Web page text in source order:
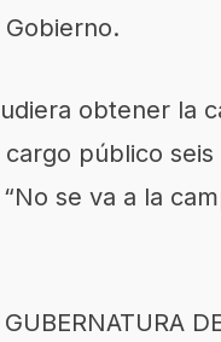
obtener la
público
se va a la